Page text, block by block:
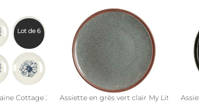
Cottage 20 cm (Lot de 6) (Blanc et bleu)
Lot de 6
Assiette en grès vert clair My Little